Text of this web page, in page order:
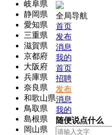
岐阜県
静岡県
愛知県
三重県
滋賀県
京都府
大阪府
兵庫県
奈良県
和歌山県
鳥取県
島根県
岡山県
全局导航
首页
发布
消息
我的
首页
招聘
发布
消息
我的
随便说点什么